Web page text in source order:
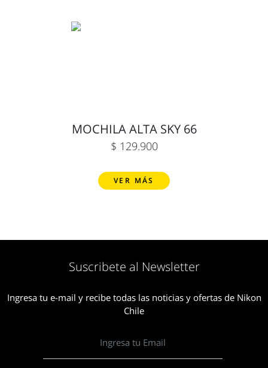
MOCHILA ALTA SKY 66
$ 129.900
VER MÁS
Suscribete al Newsletter
Ingresa tu e-mail y recibe todas las noticias y ofertas de Nikon
Chile